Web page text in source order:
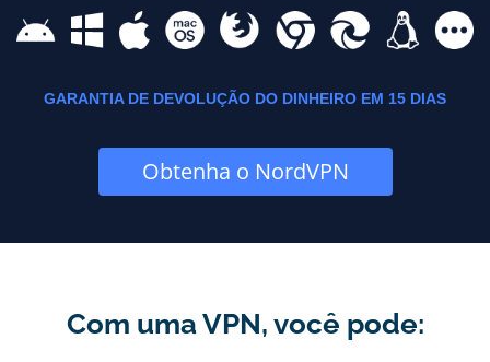
GARANTIA DE DEVOLUÇÃO DO DINHEIRO EM 15 DIAS
Obtenha o NordVPN
Com uma VPN, você pode: